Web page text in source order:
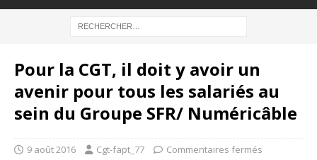
Pour la CGT, il doit y avoir un
avenir pour tous les salariés au
sein du Groupe SFR/ Numéricâble
9 août 2016 Cgt-fapt_77 Commentaires fermés